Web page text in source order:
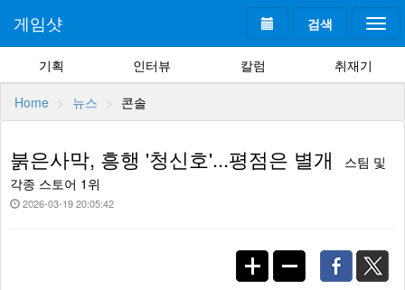
검색
게임샷
기획 인터뷰 칼럼 취재기
Home 뉴스 콘솔
붉은사막, 흥행 '청신호'...평점은 별개
스팀 및
각종 스토어 1위
2026-03-19 20:05:42